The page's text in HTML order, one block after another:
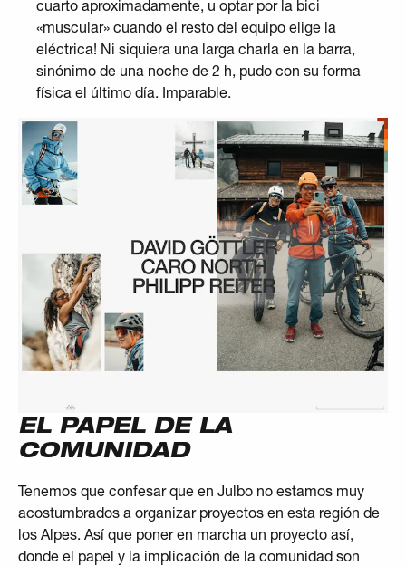
cuarto aproximadamente, u optar por la bici
«muscular» cuando el resto del equipo elige la
eléctrica! Ni siquiera una larga charla en la barra,
sinónimo de una noche de 2 h, pudo con su forma
física el último día. Imparable.
EL PAPEL DE LA
COMUNIDAD
Tenemos que confesar que en Julbo no estamos muy
acostumbrados a organizar proyectos en esta región de
los Alpes. Así que poner en marcha un proyecto así,
donde el papel y la implicación de la comunidad son